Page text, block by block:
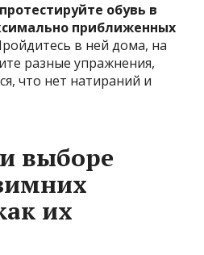
обувь в
приближенных
в ней дома, на
разные упражнения,
что нет натираний и
выборе
их